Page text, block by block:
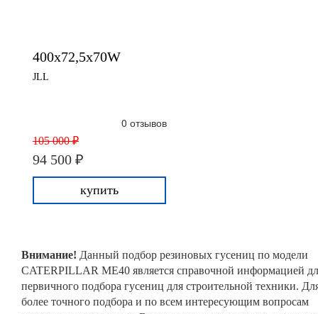
400x72,5x70W
JLL
0 отзывов
105 000 ₽
94 500 ₽
купить
Внимание! Данный подбор резиновых гусениц по модели
CATERPILLAR ME40 является справочной информацией
первичного подбора гусениц для строительной техники.
более точного подбора и по всем интересующим вопросам